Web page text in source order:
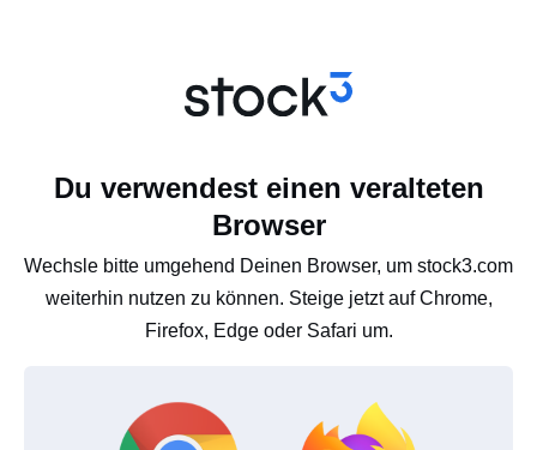
Du verwendest einen veralteten
Browser
Wechsle bitte umgehend Deinen Browser, um stock3.com
weiterhin nutzen zu können. Steige jetzt auf Chrome,
Firefox, Edge oder Safari um.